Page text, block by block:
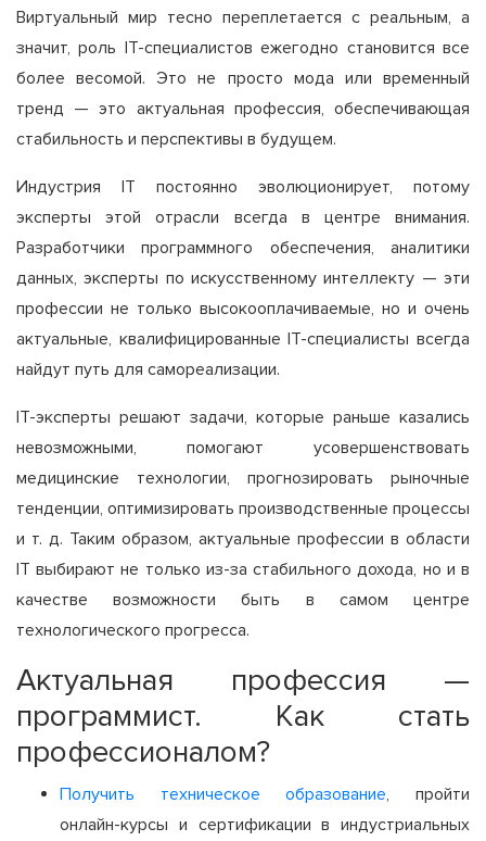
Виртуальный мир тесно переплетается с реальным, а
значит, роль IT-специалистов ежегодно становится все
более весомой. Это не просто мода или временный
тренд — это актуальная профессия, обеспечивающая
стабильность и перспективы в будущем.
Индустрия IT постоянно эволюционирует, потому
эксперты этой отрасли всегда в центре внимания.
Разработчики программного обеспечения, аналитики
данных, эксперты по искусственному интеллекту — эти
профессии не только высокооплачиваемые, но и очень
актуальные, квалифицированные IT-специалисты всегда
найдут путь для самореализации.
IT-эксперты решают задачи, которые раньше казались
невозможными, помогают усовершенствовать
медицинские технологии, прогнозировать рыночные
тенденции, оптимизировать производственные процессы
и т. д. Таким образом, актуальные профессии в области
IT выбирают не только из-за стабильного дохода, но и в
качестве возможности быть в самом центре
технологического прогресса.
Актуальная профессия —
программист. Как стать
профессионалом?
Получить техническое образование, пройти
онлайн-курсы и сертификации в индустриальных